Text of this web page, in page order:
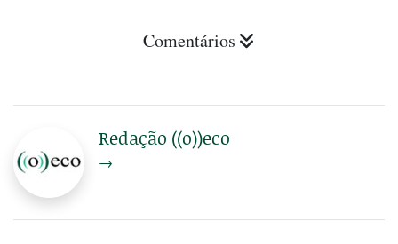
Comentários
Redação ((o))eco
→